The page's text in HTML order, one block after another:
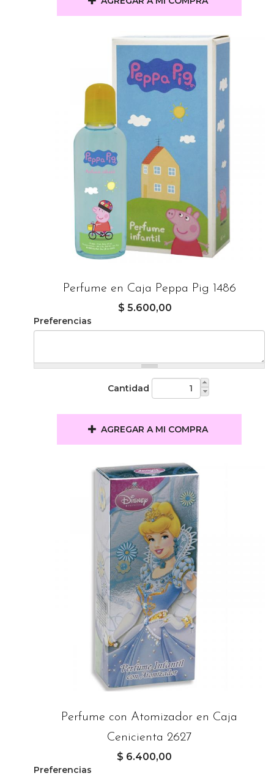
Perfume en Caja Peppa Pig 1486
$ 5.600,00
Preferencias
Cantidad
AGREGAR A MI COMPRA
Perfume con Atomizador en Caja
Cenicienta 2627
$ 6.400,00
Preferencias